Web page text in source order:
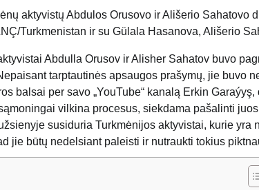
aktyvistų Abdulos Orusovo ir Ališerio Sahatovo
Turkmenistan ir su Gülala Hasanova, Ališerio
Abdulla Orusov ir Alisher Sahatov buvo
tarptautinės apsaugos prašymų, jie buvo
balsai per savo „YouTube“ kanalą Erkin
vilkina procesus, siekdama pašalinti
susiduria Turkmėnijos aktyvistai, kurie yra
jie būtų nedelsiant paleisti ir nutraukti tokius